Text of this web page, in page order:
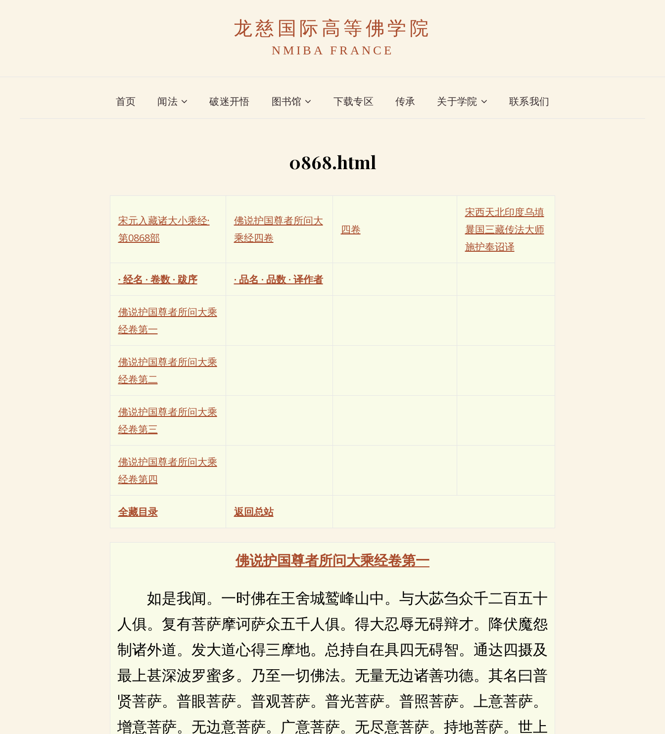
龙慈国际高等佛学院
NMIBA FRANCE
首页 闻法 破迷开悟 图书馆 下载专区 传承 关于学院 联系我们
0868.html
宋元入藏诸大小乘经·
第0868部
佛说护国尊者所问大
乘经四卷
四卷
宋西天北印度乌填
曩国三藏传法大师
施护奉诏译
· 经名 · 卷数 · 跋序 · 品名 · 品数 · 译作者
佛说护国尊者所问大乘
经卷第一
佛说护国尊者所问大乘
经卷第二
佛说护国尊者所问大乘
经卷第三
佛说护国尊者所问大乘
经卷第四
全藏目录 返回总站
佛说护国尊者所问大乘经卷第一
如是我闻。一时佛在王舍城鹫峰山中。与大苾刍众千二百五十
人俱。复有菩萨摩诃萨众五千人俱。得大忍辱无碍辩才。降伏魔怨
制诸外道。发大道心得三摩地。总持自在具四无碍智。通达四摄及
最上甚深波罗蜜多。乃至一切佛法。无量无边诸善功德。其名曰普
贤菩萨。普眼菩萨。普观菩萨。普光菩萨。普照菩萨。上意菩萨。
增意菩萨。无边意菩萨。广意菩萨。无尽意菩萨。持地菩萨。世上